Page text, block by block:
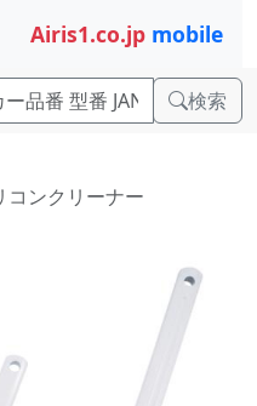
Airis1.co.jp mobile
検索
コンクリーナー